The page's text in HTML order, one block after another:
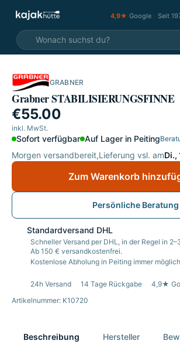
4,9★ Google · Seit
GRABNER
Grabner STABILISIERUNGSFINNE
€55.00
inkl. MwSt.
Sofort verfügbar Auf Lager in Peiting
Morgen versandbereit,Lieferung vsl. amDi.,
Zum Warenkorb
Persönliche Beratung
Standardversand DHL
Schneller Versand per DHL, in der Regel in
Ab 150 € versandkostenfrei.
Kostenlose Abholung in Peiting immer
24h Versand 14 Tage Rückgabe
4,9★
Artikelnummer: K10720
Beschreibung Hersteller